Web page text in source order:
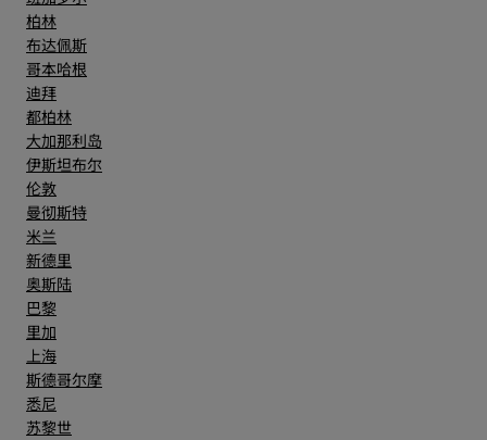
柏林
布达佩斯
哥本哈根
迪拜
都柏林
大加那利岛
伊斯坦布尔
伦敦
曼彻斯特
米兰
新德里
奥斯陆
巴黎
里加
上海
斯德哥尔摩
悉尼
苏黎世